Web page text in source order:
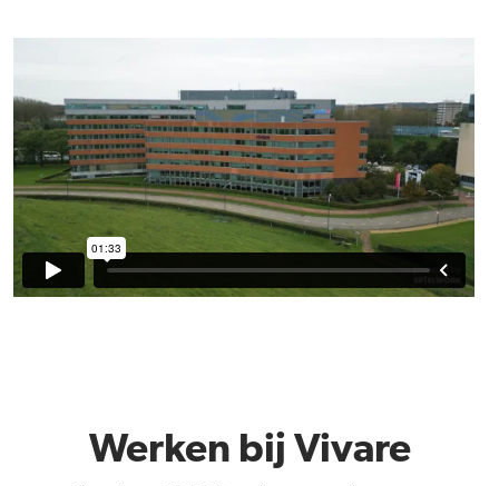
Werken bij Vivare